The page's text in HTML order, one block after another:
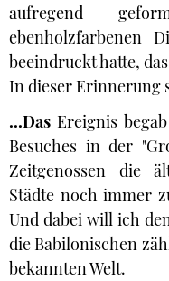
aufregend
ebenholzfarbenen
beeindruckt hatte,
In dieser Erinnerung
...Das Ereignis
Besuches in der
Zeitgenossen die
Städte noch immer
Und dabei will ich
die Babilonischen
bekannten Welt.